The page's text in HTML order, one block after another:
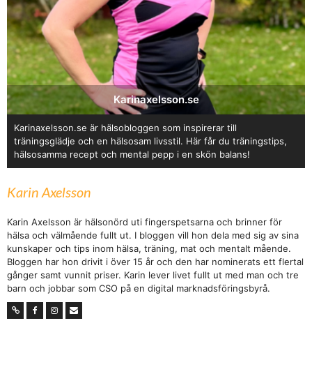
Karinaxelsson.se
Karinaxelsson.se är hälsobloggen som inspirerar till
träningsglädje och en hälsosam livsstil. Här får du träningstips,
hälsosamma recept och mental pepp i en skön balans!
Karin Axelsson
Karin Axelsson är hälsonörd uti fingerspetsarna och brinner för
hälsa och välmående fullt ut. I bloggen vill hon dela med sig av sina
kunskaper och tips inom hälsa, träning, mat och mentalt mående.
Bloggen har hon drivit i över 15 år och den har nominerats ett flertal
gånger samt vunnit priser. Karin lever livet fullt ut med man och tre
barn och jobbar som CSO på en digital marknadsföringsbyrå.